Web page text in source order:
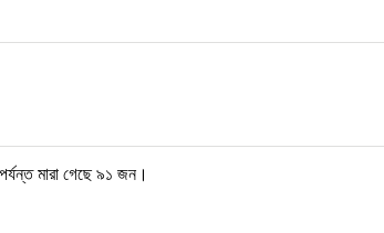
মারা গেছে ৯১ জন।